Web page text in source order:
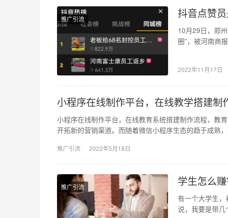
推广引流 抖音点赞
10月29日，郑
圈”，被河南商
2022年11月17日
小程序在线制作平台，在线教学搭建制
小程序在线制作平台，在线教育系统搭建制作流程，教
开拓新的营销渠道。而随着微信小程序生态的趋于成熟
推广引流 2022年5月18日
推广引流 学生怎么
有一个大学生
说，我要是带